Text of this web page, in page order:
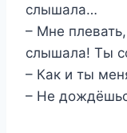
слышала…
– Мне
слышала! Ты
– Как и ты
– Не